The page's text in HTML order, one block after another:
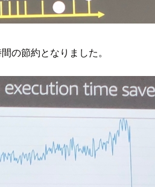
の節約となりました。